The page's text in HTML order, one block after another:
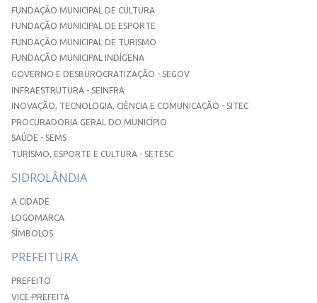
FUNDAÇÃO MUNICIPAL DE CULTURA
FUNDAÇÃO MUNICIPAL DE ESPORTE
FUNDAÇÃO MUNICIPAL DE TURISMO
FUNDAÇÃO MUNICIPAL INDÍGENA
GOVERNO E DESBUROCRATIZAÇÃO - SEGOV
INFRAESTRUTURA - SEINFRA
INOVAÇÃO, TECNOLOGIA, CIÊNCIA E COMUNICAÇÃO - SITEC
PROCURADORIA GERAL DO MUNICÍPIO
SAÚDE - SEMS
TURISMO, ESPORTE E CULTURA - SETESC
SIDROLÂNDIA
A CIDADE
LOGOMARCA
SÍMBOLOS
PREFEITURA
PREFEITO
VICE-PREFEITA